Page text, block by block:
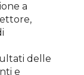
a
delle
e